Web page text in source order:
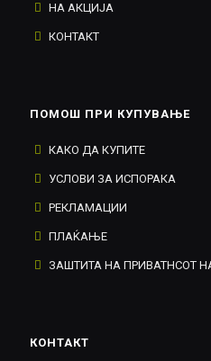
НА АКЦИЈА
КОНТАКТ
ПОМОШ ПРИ КУПУВАЊЕ
КАКО ДА КУПИТЕ
УСЛОВИ ЗА ИСПОРАКА
РЕКЛАМАЦИИ
ПЛАЌАЊЕ
ЗАШТИТА НА ПРИВАТНСОТ
КОНТАКТ